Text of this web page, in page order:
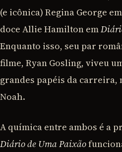
(e icônica) Regina George
doce Allie Hamilton em
Enquanto isso, seu par
filme, Ryan Gosling, viveu
grandes papéis da carreira,
Noah.
A química entre ambos é a
Diário de Uma Paixão